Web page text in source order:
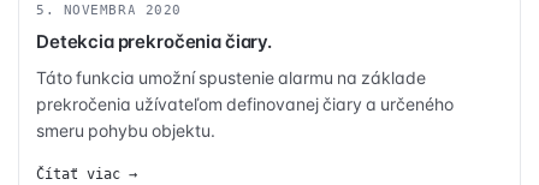
BEZPEČNOSŤ
5. NOVEMBRA 2020
Detekcia prekročenia čiary.
Táto funkcia umožní spustenie alarmu na základe
prekročenia užívateľom definovanej čiary a určeného
smeru pohybu objektu.
Čítať viac →